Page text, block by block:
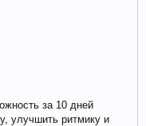
за 10 дней
улучшить ритмику и